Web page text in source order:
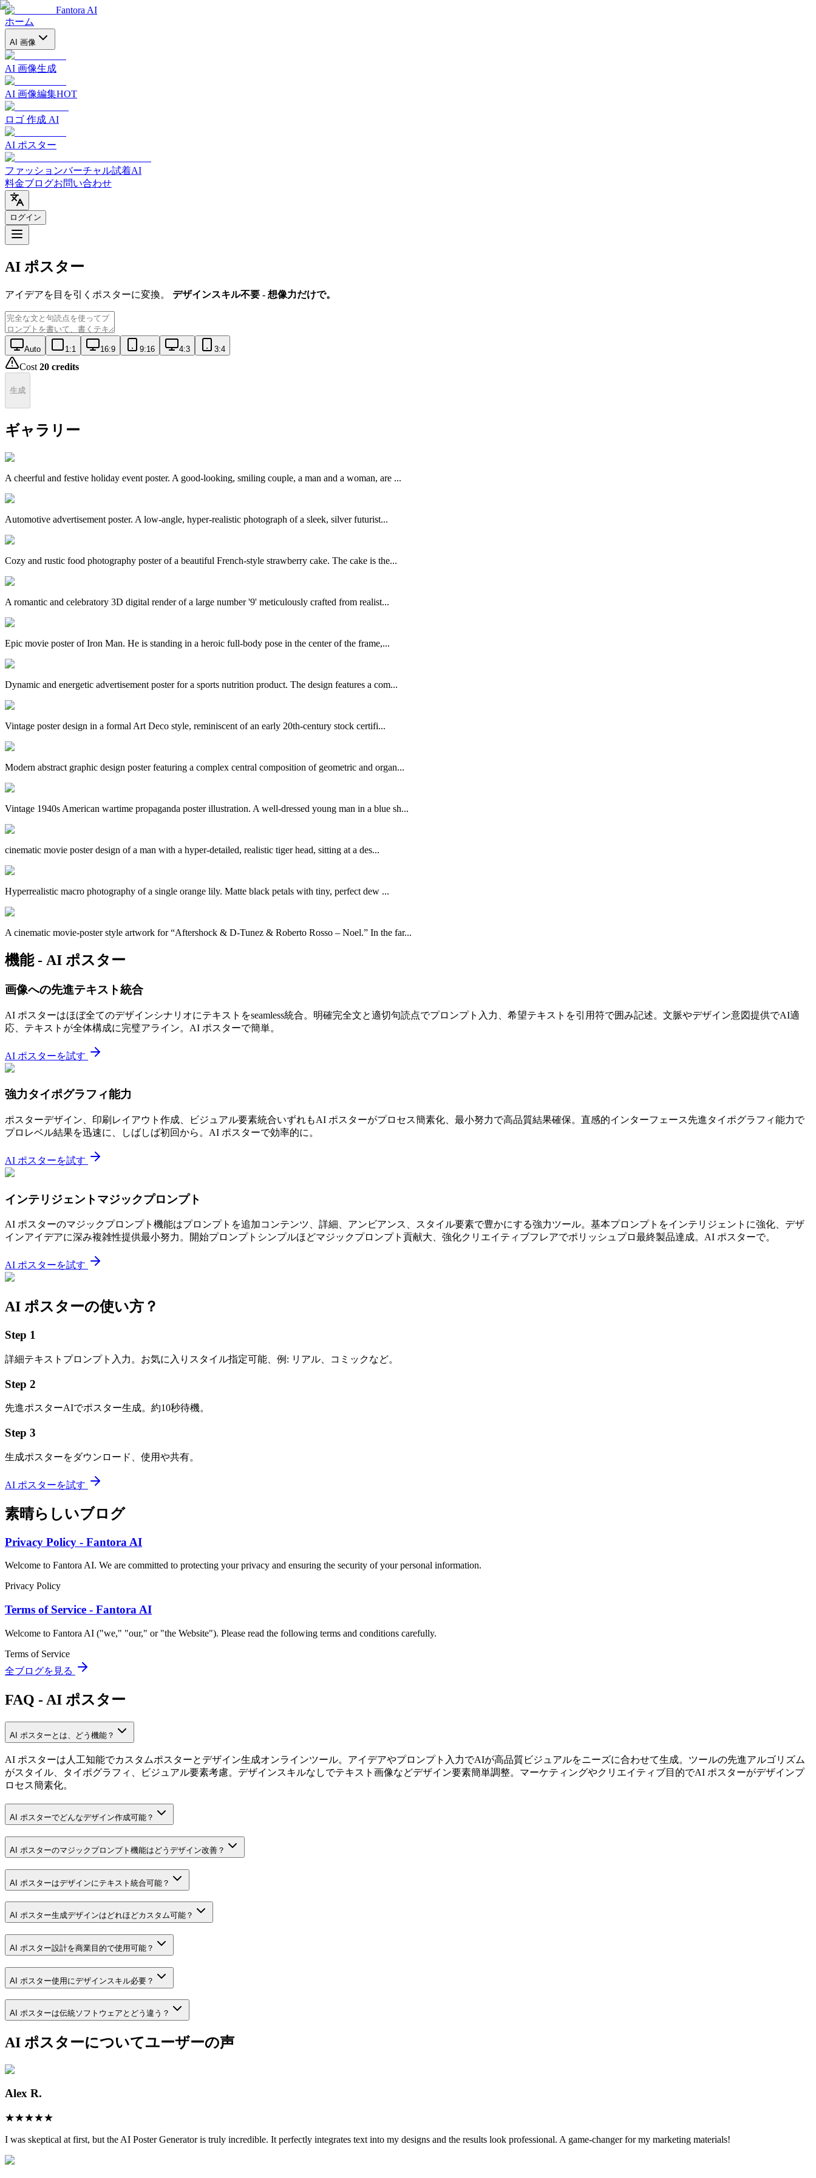
Fantora AI
ホーム
AI 画像
AI 画像生成
AI 画像編集HOT
ロゴ 作成 AI
AI ポスター
ファッションバーチャル試着AI
料金ブログお問い合わせ
ログイン
AI ポスター
アイデアを目を引くポスターに変換。 デザインスキル不要 - 想像力だけで。
Auto 1:1 16:9 9:16 4:3 3:4
Cost 20 credits
生成
ギャラリー
A cheerful and festive holiday event poster. A good-looking, smiling couple, a man and a woman, are ...
Automotive advertisement poster. A low-angle, hyper-realistic photograph of a sleek, silver futurist...
Cozy and rustic food photography poster of a beautiful French-style strawberry cake. The cake is the...
A romantic and celebratory 3D digital render of a large number '9' meticulously crafted from realist...
Epic movie poster of Iron Man. He is standing in a heroic full-body pose in the center of the frame,...
Dynamic and energetic advertisement poster for a sports nutrition product. The design features a com...
Vintage poster design in a formal Art Deco style, reminiscent of an early 20th-century stock certifi...
Modern abstract graphic design poster featuring a complex central composition of geometric and organ...
Vintage 1940s American wartime propaganda poster illustration. A well-dressed young man in a blue sh...
cinematic movie poster design of a man with a hyper-detailed, realistic tiger head, sitting at a des...
Hyperrealistic macro photography of a single orange lily. Matte black petals with tiny, perfect dew ...
A cinematic movie-poster style artwork for “Aftershock & D-Tunez & Roberto Rosso – Noel.” In the far...
機能 - AI ポスター
画像への先進テキスト統合
AI ポスターはほぼ全てのデザインシナリオにテキストをseamless統合。明確完全文と適切句読点でプロンプト入力、希望テキストを引用符で囲み記述。文脈やデザイン意図提供でAI適
応、テキストが全体構成に完璧アライン。AI ポスターで簡単。
AI ポスターを試す
強力タイポグラフィ能力
ポスターデザイン、印刷レイアウト作成、ビジュアル要素統合いずれもAI ポスターがプロセス簡素化、最小努力で高品質結果確保。直感的インターフェース先進タイポグラフィ能力で
プロレベル結果を迅速に、しばしば初回から。AI ポスターで効率的に。
AI ポスターを試す
インテリジェントマジックプロンプト
AI ポスターのマジックプロンプト機能はプロンプトを追加コンテンツ、詳細、アンビアンス、スタイル要素で豊かにする強力ツール。基本プロンプトをインテリジェントに強化、デザ
インアイデアに深み複雑性提供最小努力。開始プロンプトシンプルほどマジックプロンプト貢献大、強化クリエイティブフレアでポリッシュプロ最終製品達成。AI ポスターで。
AI ポスターを試す
AI ポスターの使い方？
Step 1
詳細テキストプロンプト入力。お気に入りスタイル指定可能、例: リアル、コミックなど。
Step 2
先進ポスターAIでポスター生成。約10秒待機。
Step 3
生成ポスターをダウンロード、使用や共有。
AI ポスターを試す
素晴らしいブログ
Privacy Policy - Fantora AI
Welcome to Fantora AI. We are committed to protecting your privacy and ensuring the security of your personal information.
Privacy Policy
Terms of Service - Fantora AI
Welcome to Fantora AI ("we," "our," or "the Website"). Please read the following terms and conditions carefully.
Terms of Service
全ブログを見る
FAQ - AI ポスター
AI ポスターとは、どう機能？
AI ポスターは人工知能でカスタムポスターとデザイン生成オンラインツール。アイデアやプロンプト入力でAIが高品質ビジュアルをニーズに合わせて生成。ツールの先進アルゴリズム
がスタイル、タイポグラフィ、ビジュアル要素考慮。デザインスキルなしでテキスト画像などデザイン要素簡単調整。マーケティングやクリエイティブ目的でAI ポスターがデザインプ
ロセス簡素化。
AI ポスターでどんなデザイン作成可能？
AI ポスターのマジックプロンプト機能はどうデザイン改善？
AI ポスターはデザインにテキスト統合可能？
AI ポスター生成デザインはどれほどカスタム可能？
AI ポスター設計を商業目的で使用可能？
AI ポスター使用にデザインスキル必要？
AI ポスターは伝統ソフトウェアとどう違う？
AI ポスターについてユーザーの声
Alex R.
★★★★★
I was skeptical at first, but the AI Poster Generator is truly incredible. It perfectly integrates text into my designs and the results look professional. A game-changer for my marketing materials!